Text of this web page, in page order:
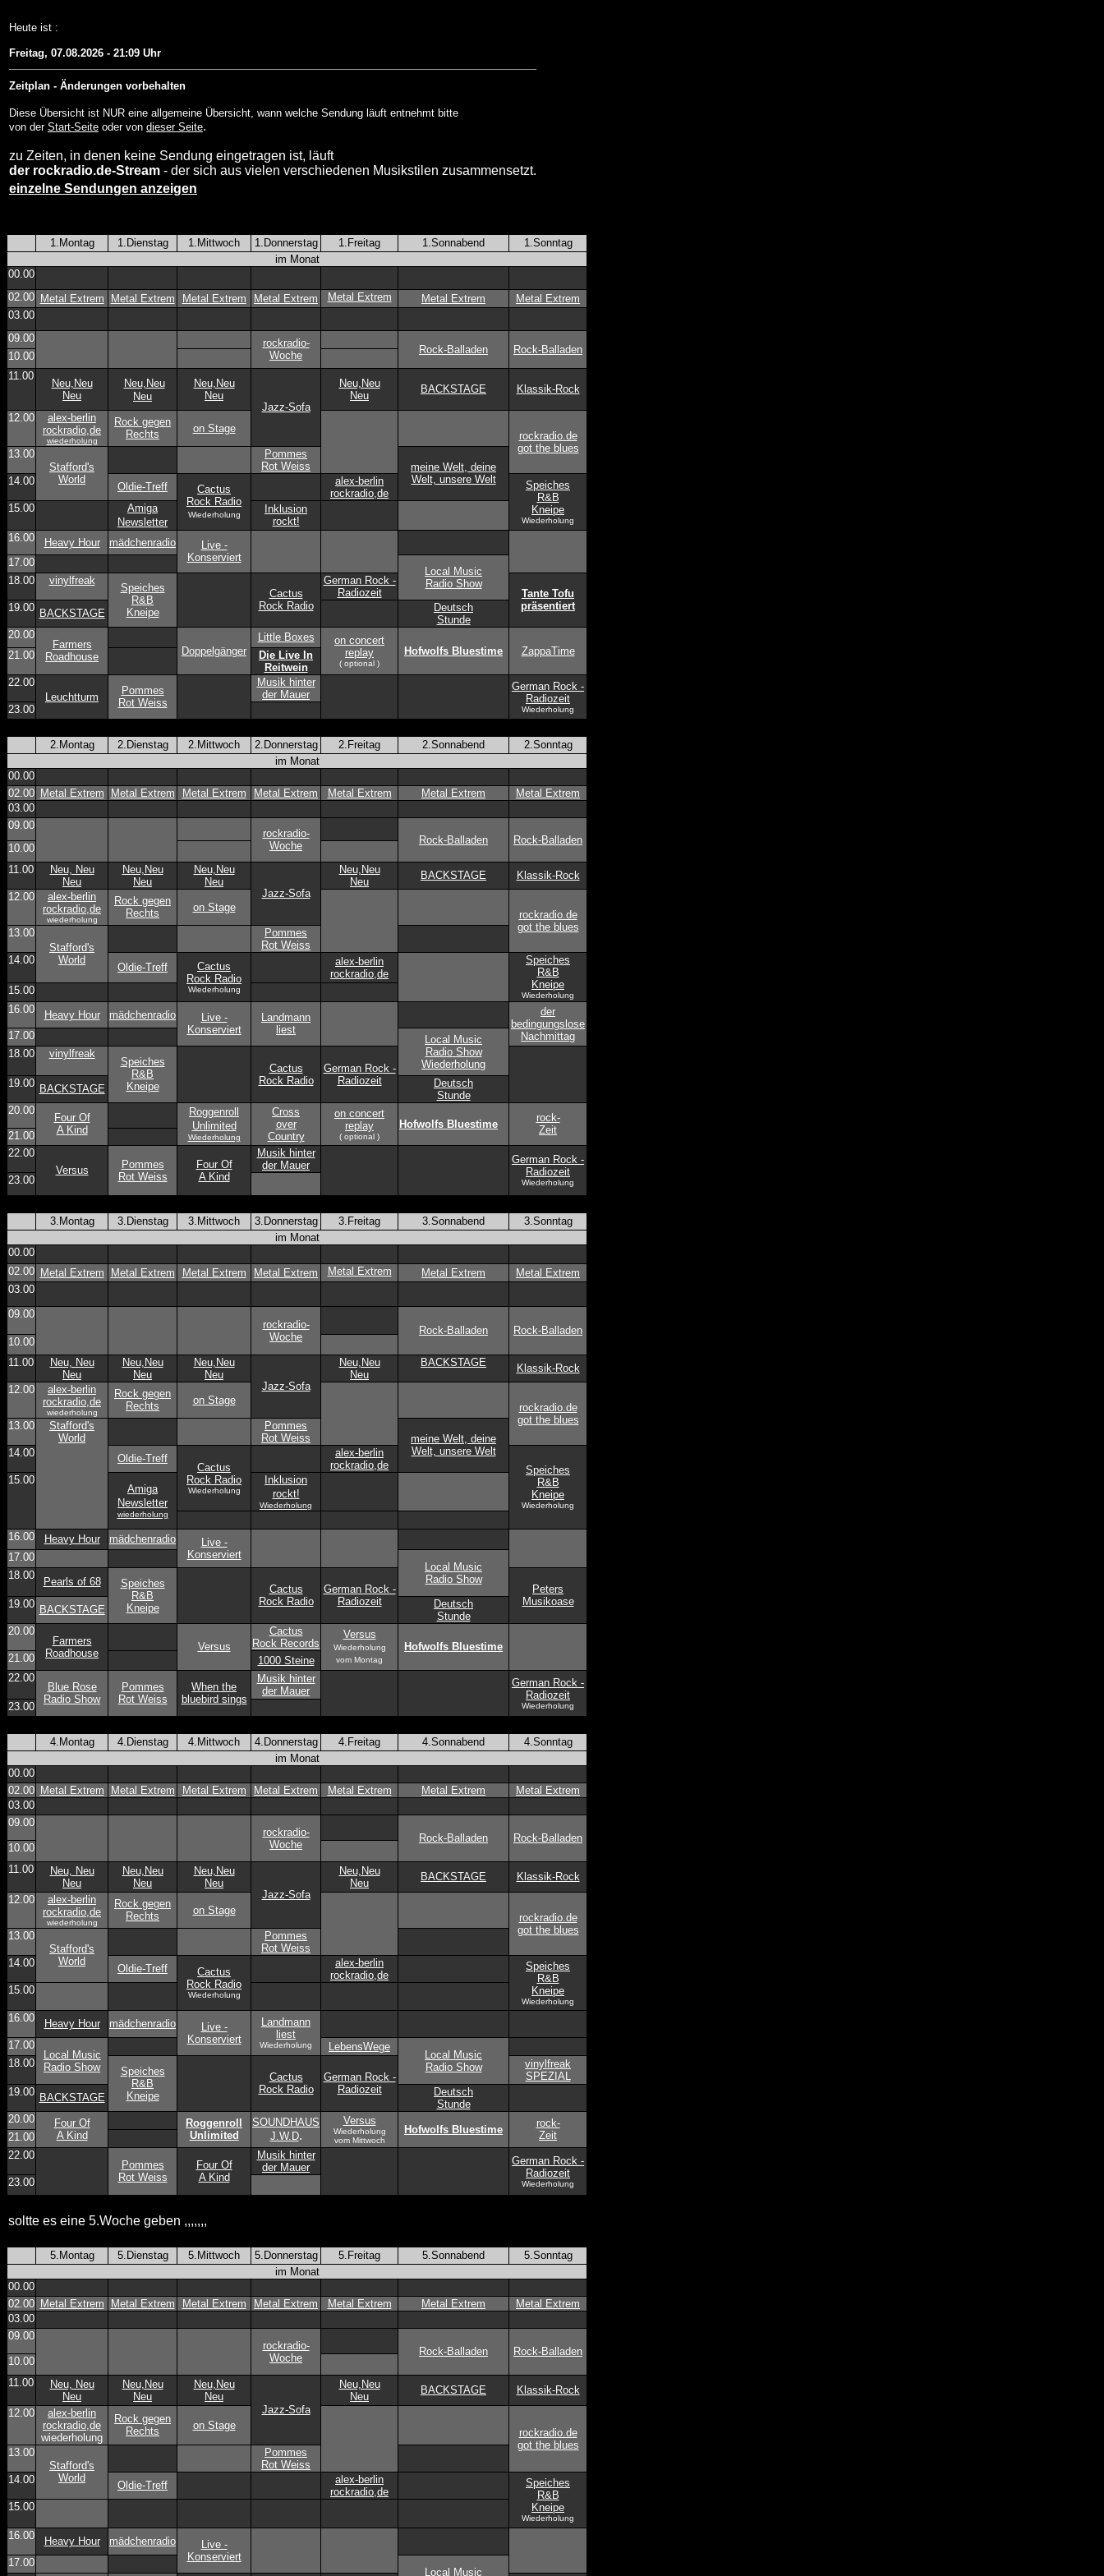
Heute ist :
Freitag, 07.08.2026 - 21:09 Uhr
Zeitplan - Änderungen vorbehalten
Diese Übersicht ist NUR eine allgemeine Übersicht, wann welche Sendung läuft entnehmt bitte
von der Start-Seite oder von dieser Seite.
zu Zeiten, in denen keine Sendung eingetragen ist, läuft
der rockradio.de-Stream - der sich aus vielen verschiedenen Musikstilen zusammensetzt.
einzelne Sendungen anzeigen
1.Montag 1.Dienstag 1.Mittwoch 1.Donnerstag 1.Freitag 1.Sonnabend
1.Sonntag
im Monat
00.00
02.00 Metal Extrem Metal Extrem Metal Extrem Metal Extrem Metal Extrem Metal Extrem
Metal Extrem
03.00
09.00
rockradio-
Woche
Rock-Balladen Rock-Balladen
10.00
11.00
Neu,Neu
Neu
Neu,Neu
Neu
Neu,Neu
Neu
Jazz-Sofa
Neu,Neu
Neu
BACKSTAGE Klassik-Rock
12.00
alex-berlin
rockradio,de
wiederholung
Rock gegen
Rechts
on Stage
rockradio.de
got the blues
13.00
Stafford's
World
Pommes
Rot Weiss
meine Welt, deine
Welt, unsere Welt
14.00 Oldie-Treff
Cactus
Rock Radio
Wiederholung
alex-berlin
rockradio,de
Speiches
R&B
Kneipe
Wiederholung
15.00
Amiga
Newsletter
Inklusion
rockt!
16.00
Heavy Hour mädchenradio
Live -
Konserviert
17.00
Local Music
Radio Show
18.00 vinylfreak
Speiches
R&B
Kneipe
Cactus
Rock Radio
German Rock -
Radiozeit
Tante Tofu
präsentiert
19.00 BACKSTAGE
Deutsch
Stunde
20.00
Farmers
Roadhouse
Doppelgänger
Little Boxes
on concert
replay
( optional )
Hofwolfs Bluestime ZappaTime
21.00
Die Live In
Reitwein
22.00
Leuchtturm
Pommes
Rot Weiss
Musik hinter
der Mauer
German Rock -
Radiozeit
Wiederholung
23.00
2.Montag 2.Dienstag 2.Mittwoch 2.Donnerstag 2.Freitag 2.Sonnabend
2.Sonntag
im Monat
00.00
02.00 Metal Extrem Metal Extrem Metal Extrem Metal Extrem Metal Extrem Metal Extrem
Metal Extrem
03.00
09.00
rockradio-
Woche
Rock-Balladen Rock-Balladen
10.00
11.00
Neu, Neu
Neu
Neu,Neu
Neu
Neu,Neu
Neu
Jazz-Sofa
Neu,Neu
Neu
BACKSTAGE
Klassik-Rock
12.00
alex-berlin
rockradio,de
wiederholung
Rock gegen
Rechts
on Stage
rockradio.de
got the blues
13.00
Stafford's
World
Pommes
Rot Weiss
14.00
Oldie-Treff
Cactus
Rock Radio
Wiederholung
alex-berlin
rockradio,de
Speiches
R&B
Kneipe
Wiederholung
15.00
16.00
Heavy Hour mädchenradio
Live -
Konserviert
Landmann
liest
der
bedingungslose
Nachmittag
17.00
Local Music
Radio Show
Wiederholung
18.00 vinylfreak
Speiches
R&B
Kneipe
Cactus
Rock Radio
German Rock -
Radiozeit
19.00 BACKSTAGE
Deutsch
Stunde
20.00
Four Of
A Kind
Roggenroll
Unlimited
Wiederholung
Cross
over
Country
on concert
replay
( optional )
Hofwolfs Bluestime
rock-
Zeit
21.00
22.00
Versus
Pommes
Rot Weiss
Four Of
A Kind
Musik hinter
der Mauer
German Rock -
Radiozeit
Wiederholung
23.00
3.Montag 3.Dienstag 3.Mittwoch 3.Donnerstag 3.Freitag 3.Sonnabend
3.Sonntag
im Monat
00.00
02.00 Metal Extrem Metal Extrem Metal Extrem Metal Extrem Metal Extrem Metal Extrem
Metal Extrem
03.00
09.00
rockradio-
Woche
Rock-Balladen
Rock-Balladen
10.00
11.00
Neu, Neu
Neu
Neu,Neu
Neu
Neu,Neu
Neu
Jazz-Sofa
Neu,Neu
Neu
BACKSTAGE
Klassik-Rock
12.00
alex-berlin
rockradio,de
wiederholung
Rock gegen
Rechts
on Stage
rockradio.de
got the blues
13.00
Stafford's
World
Pommes
Rot Weiss
meine Welt, deine
Welt, unsere Welt
14.00 Oldie-Treff
Cactus
Rock Radio
Wiederholung
alex-berlin
rockradio,de
Speiches
R&B
Kneipe
Wiederholung
15.00
Amiga
Newsletter
wiederholung
Inklusion
rockt!
Wiederholung
16.00 Heavy Hour mädchenradio
Live -
Konserviert
17.00
Local Music
Radio Show
18.00
Pearls of 68
Speiches
R&B
Kneipe
Cactus
Rock Radio
German Rock -
Radiozeit
Peters
Musikoase
19.00 BACKSTAGE
Deutsch
Stunde
20.00
Farmers
Roadhouse
Versus
Cactus
Rock Records
Versus
Wiederholung
vom Montag
Hofwolfs Bluestime
21.00
1000 Steine
22.00
Blue Rose
Radio Show
Pommes
Rot Weiss
When the
bluebird sings
Musik hinter
der Mauer
German Rock -
Radiozeit
Wiederholung
23.00
4.Montag 4.Dienstag 4.Mittwoch 4.Donnerstag 4.Freitag 4.Sonnabend
4.Sonntag
im Monat
00.00
02.00 Metal Extrem Metal Extrem Metal Extrem Metal Extrem Metal Extrem Metal Extrem
Metal Extrem
03.00
09.00
rockradio-
Woche
Rock-Balladen
Rock-Balladen
10.00
11.00
Neu, Neu
Neu
Neu,Neu
Neu
Neu,Neu
Neu
Jazz-Sofa
Neu,Neu
Neu
BACKSTAGE
Klassik-Rock
12.00
alex-berlin
rockradio,de
wiederholung
Rock gegen
Rechts
on Stage
rockradio.de
got the blues
13.00
Stafford's
World
Pommes
Rot Weiss
14.00
Oldie-Treff
Cactus
Rock Radio
Wiederholung
alex-berlin
rockradio,de
Speiches
R&B
Kneipe
Wiederholung
15.00
16.00 Heavy Hour mädchenradio
Live -
Konserviert
Landmann
liest
Wiederholung
17.00
Local Music
Radio Show
LebensWege
Local Music
Radio Show
18.00
Speiches
R&B
Kneipe
Cactus
Rock Radio
German Rock -
Radiozeit
vinylfreak
SPEZIAL
19.00 BACKSTAGE
Deutsch
Stunde
20.00
Four Of
A Kind
Roggenroll
Unlimited
SOUNDHAUS
J.W.D.
Versus
Wiederholung
vom Mittwoch
Hofwolfs Bluestime
rock-
Zeit
21.00
22.00
Pommes
Rot Weiss
Four Of
A Kind
Musik hinter
der Mauer
German Rock -
Radiozeit
Wiederholung
23.00
soltte es eine 5.Woche geben ,,,,,,,
5.Montag 5.Dienstag 5.Mittwoch 5.Donnerstag 5.Freitag 5.Sonnabend
5.Sonntag
im Monat
00.00
02.00 Metal Extrem Metal Extrem Metal Extrem Metal Extrem Metal Extrem Metal Extrem
Metal Extrem
03.00
09.00
rockradio-
Woche
Rock-Balladen
Rock-Balladen
10.00
11.00
Neu, Neu
Neu
Neu,Neu
Neu
Neu,Neu
Neu
Jazz-Sofa
Neu,Neu
Neu
BACKSTAGE
Klassik-Rock
12.00
alex-berlin
rockradio,de
wiederholung
Rock gegen
Rechts
on Stage
rockradio.de
got the blues
13.00
Stafford's
World
Pommes
Rot Weiss
14.00
Oldie-Treff
alex-berlin
rockradio,de
Speiches
R&B
Kneipe
Wiederholung
15.00
16.00 Heavy Hour mädchenradio
Live -
Konserviert
17.00
Local Music